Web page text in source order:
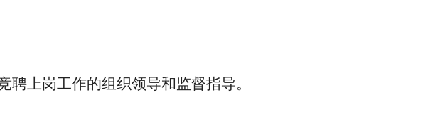
上岗工作的组织领导和监督指导。